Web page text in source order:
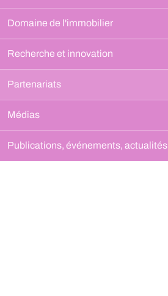
Domaine de l'immobilier
Recherche et innovation
Partenariats
Médias
Publications, événements, actualités